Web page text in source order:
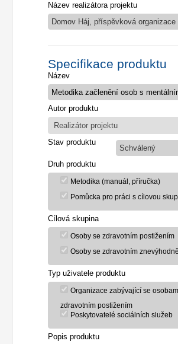
Název realizátora projektu
Domov Háj, příspěvková organizace
Specifikace produktu
Název
Autor produktu
Stav produktu
Schválený
Druh produktu
Metodika (manuál, příručka)
Pomůcka pro práci s cílovou
Cílová skupina
Osoby se zdravotním postižením
Osoby se zdravotním
Typ uživatele produktu
Organizace zabývající se
zdravotním postižením
Poskytovatelé sociálních služeb
Popis produktu